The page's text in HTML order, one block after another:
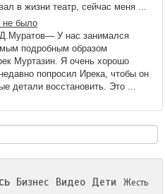
в жизни театр, сейчас меня ...
не было
У нас занимался
подробным образом
Муртазин. Я очень хорошо
попросил Ирека, чтобы он
детали восстановить. Это ...
Бизнес Видео Дети
Жесть